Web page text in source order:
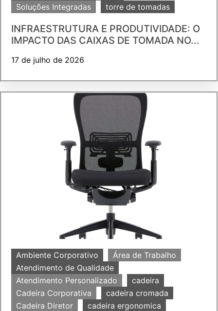
Soluções Integradas
torre de tomadas
INFRAESTRUTURA E PRODUTIVIDADE: O
IMPACTO DAS CAIXAS DE TOMADA NO...
17 de julho de 2026
Ambiente Corporativo
Área de Trabalho
Atendimento de Qualidade
Atendimento Personalizado
cadeira
Cadeira Corporativa
cadeira cromada
Cadeira Diretor
cadeira ergonomica